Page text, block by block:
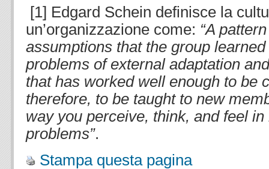
[1] Edgard Schein definisce la
un’organizzazione come: “A
assumptions that the group
problems of external adaptation
that has worked well enough to be
therefore, to be taught to new
way you perceive, think, and feel
problems”.
Stampa questa pagina